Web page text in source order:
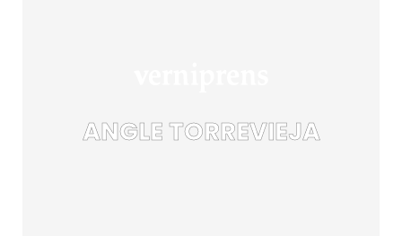
ANGLE TORREVIEJA